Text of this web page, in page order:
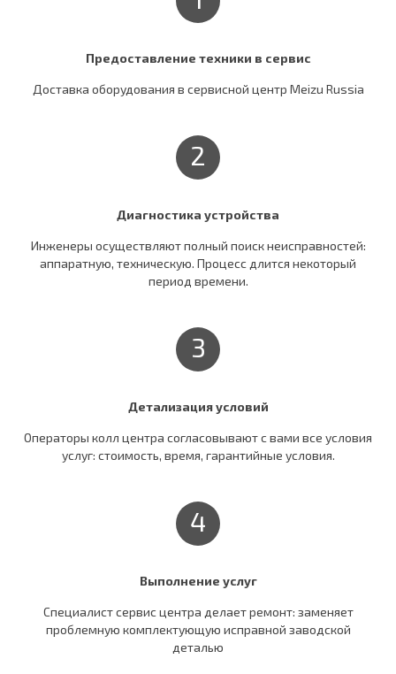
Предоставление техники в сервис
Доставка оборудования в сервисной центр Meizu Russia
2
Диагностика устройства
Инженеры осуществляют полный поиск неисправностей:
аппаратную, техническую. Процесс длится некоторый
период времени.
3
Детализация условий
Операторы колл центра согласовывают c вами все условия
услуг: стоимость, время, гарантийные условия.
4
Выполнение услуг
Специалист сервис центра делает ремонт: заменяет
проблемную комплектующую исправной заводской
деталью